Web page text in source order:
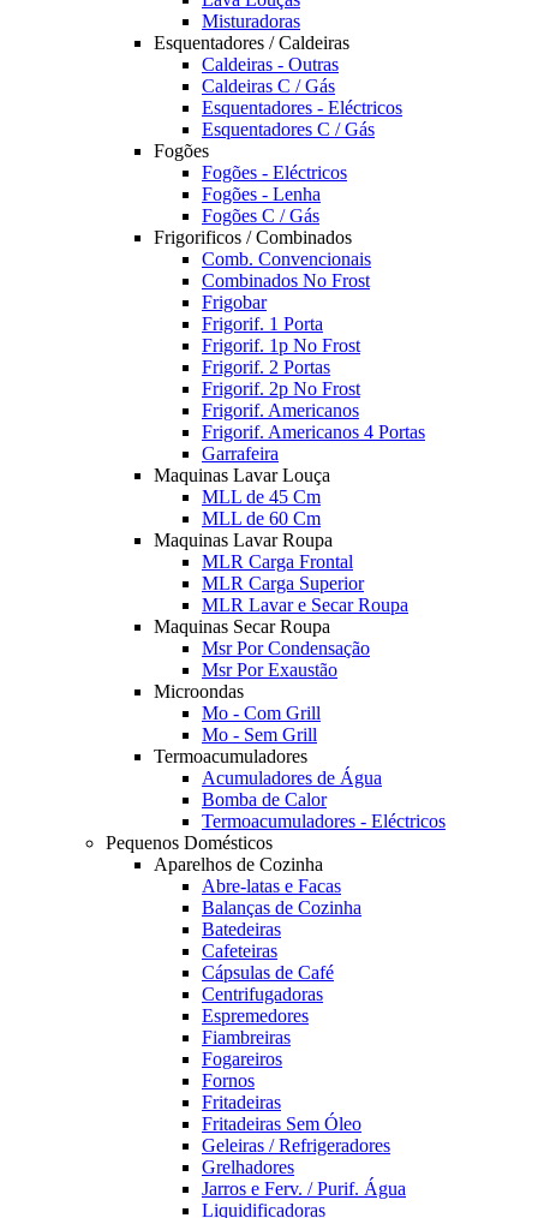
Misturadoras
Esquentadores / Caldeiras
Caldeiras - Outras
Caldeiras C / Gás
Esquentadores - Eléctricos
Esquentadores C / Gás
Fogões
Fogões - Eléctricos
Fogões - Lenha
Fogões C / Gás
Frigorificos / Combinados
Comb. Convencionais
Combinados No Frost
Frigobar
Frigorif. 1 Porta
Frigorif. 1p No Frost
Frigorif. 2 Portas
Frigorif. 2p No Frost
Frigorif. Americanos
Frigorif. Americanos 4 Portas
Garrafeira
Maquinas Lavar Louça
MLL de 45 Cm
MLL de 60 Cm
Maquinas Lavar Roupa
MLR Carga Frontal
MLR Carga Superior
MLR Lavar e Secar Roupa
Maquinas Secar Roupa
Msr Por Condensação
Msr Por Exaustão
Microondas
Mo - Com Grill
Mo - Sem Grill
Termoacumuladores
Acumuladores de Água
Bomba de Calor
Termoacumuladores - Eléctricos
Pequenos Domésticos
Aparelhos de Cozinha
Abre-latas e Facas
Balanças de Cozinha
Batedeiras
Cafeteiras
Cápsulas de Café
Centrifugadoras
Espremedores
Fiambreiras
Fogareiros
Fornos
Fritadeiras
Fritadeiras Sem Óleo
Geleiras / Refrigeradores
Grelhadores
Jarros e Ferv. / Purif. Água
Liquidificadoras